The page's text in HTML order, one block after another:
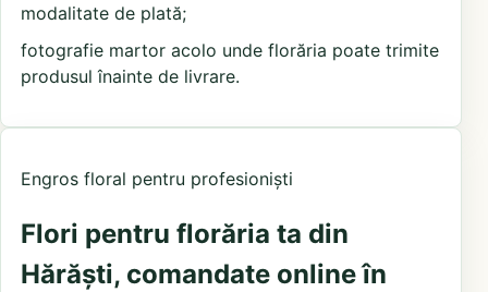
modalitate de plată;
fotografie martor acolo unde florăria poate trimite
produsul înainte de livrare.
Engros floral pentru profesioniști
Flori pentru florăria ta din
Hărăști, comandate online în